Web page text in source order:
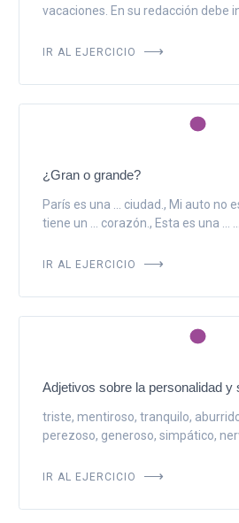
vacaciones. En su redacción debe
IR AL EJERCICIO
¿Gran o grande?
París es una ... ciudad., Mi auto no
tiene un ... corazón., Esta es una ... ...
IR AL EJERCICIO
Adjetivos sobre la personalidad y
triste, mentiroso, tranquilo,
perezoso, generoso, simpático,
IR AL EJERCICIO